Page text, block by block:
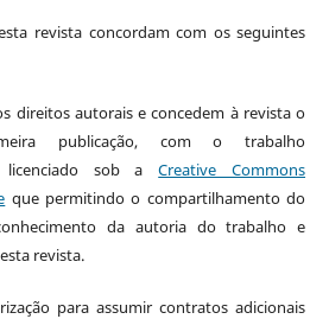
revista concordam com os seguintes
direitos autorais e concedem à revista o
publicação, com o trabalho
licenciado sob aCreative Commons
que permitindo o compartilhamento do
da autoria do trabalho e
revista.
para assumir contratos adicionais